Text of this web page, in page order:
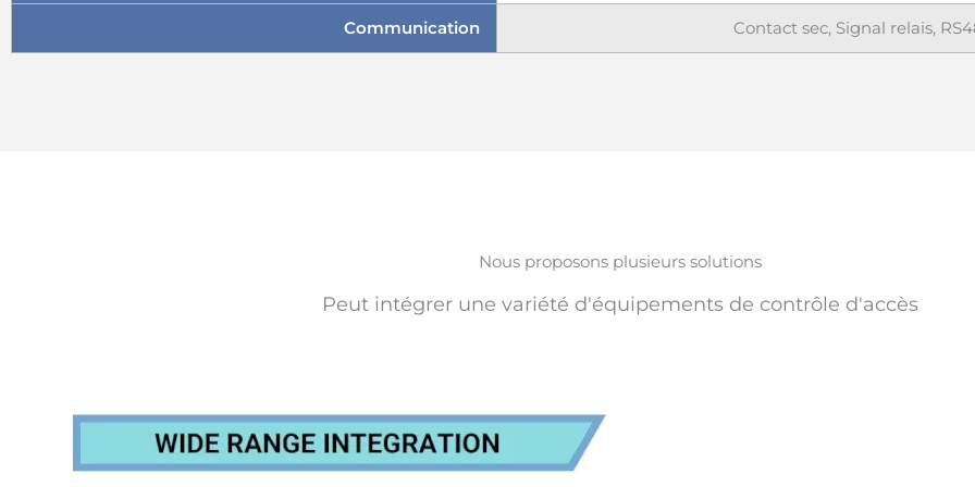
Communication Contact sec, Signal relais,
Nous proposons plusieurs solutions
Peut intégrer une variété d'équipements de contrôle d'accès